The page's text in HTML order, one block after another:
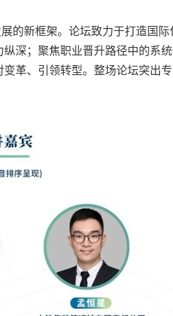
新框架。论坛致力于打造国
深；聚焦职业晋升路径中的系
革、引领转型。整场论坛突出